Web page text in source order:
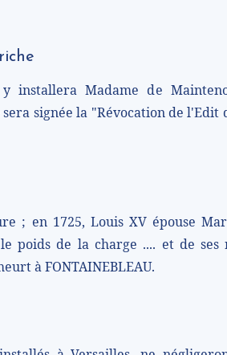
installera Madame de
signée la "Révocation de l'Edit
; en 1725, Louis XV épouse
poids de la charge .... et de ses
à FONTAINEBLEAU.